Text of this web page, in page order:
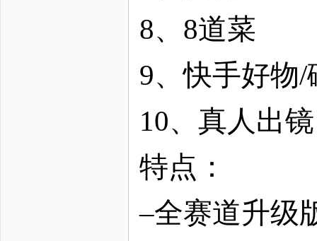
8、8道菜
9、快手好物
10、真人出
特点：
–全赛道升级